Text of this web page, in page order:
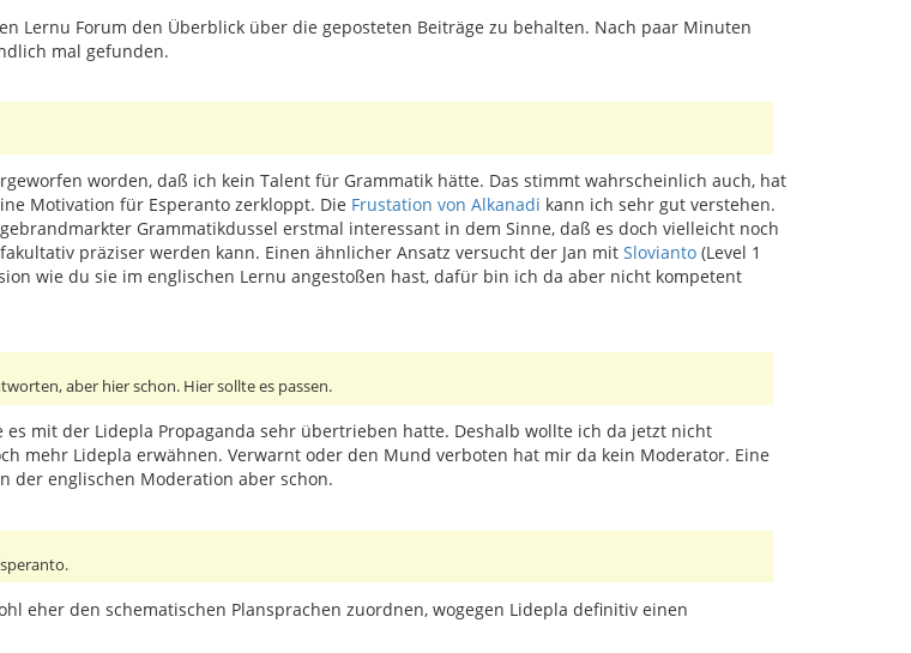
Lernu Forum den Überblick über die geposteten Beiträge zu behalten. Nach paar Minuten
mal gefunden.
worden, daß ich kein Talent für Grammatik hätte. Das stimmt wahrscheinlich auch, hat
Motivation für Esperanto zerkloppt. Die Frustation von Alkanadi kann ich sehr gut verstehen.
Grammatikdussel erstmal interessant in dem Sinne, daß es doch vielleicht noch
präziser werden kann. Einen ähnlicher Ansatz versucht der Jan mit Slovianto (Level 1
wie du sie im englischen Lernu angestoßen hast, dafür bin ich da aber nicht kompetent
aber hier schon. Hier sollte es passen.
es mit der Lidepla Propaganda sehr übertrieben hatte. Deshalb wollte ich da jetzt nicht
mehr Lidepla erwähnen. Verwarnt oder den Mund verboten hat mir da kein Moderator. Eine
der englischen Moderation aber schon.
eher den schematischen Plansprachen zuordnen, wogegen Lidepla definitiv einen